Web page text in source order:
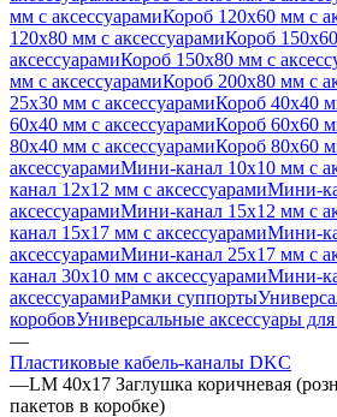
мм с аксессуарамиКороб 120x60 мм с
120x80 мм с аксессуарамиКороб
аксессуарамиКороб 150x80 мм с
мм с аксессуарамиКороб 200x80 мм с
25x30 мм с аксессуарамиКороб 40x40
60x40 мм с аксессуарамиКороб 60x60
80x40 мм с аксессуарамиКороб 80x60
аксессуарамиМини-канал 10x10 мм с
канал 12x12 мм с аксессуарамиМини-
аксессуарамиМини-канал 15x12 мм с
канал 15x17 мм с аксессуарамиМини-
аксессуарамиМини-канал 25x17 мм с
канал 30x10 мм с аксессуарамиМини-
аксессуарамиРамки суппорты
коробовУниверсальные аксессуары
—
Пластиковые кабель-каналы DKC
—LM 40x17 Заглушка коричневая
пакетов в коробке)